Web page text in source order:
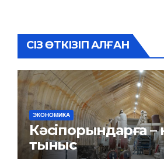
СІЗ ӨТКІЗІП АЛҒАН
ЭКОНОМИКА
Кәсіпорындарға – кең
тыныс